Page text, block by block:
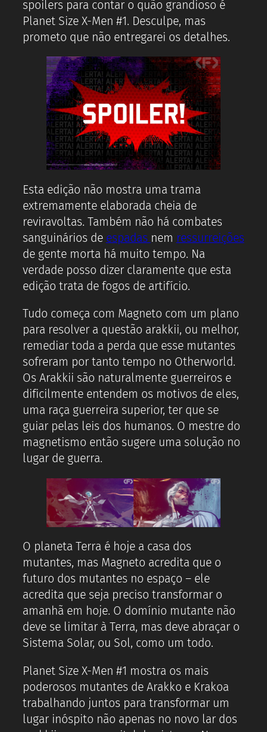
spoilers para contar o quão grandioso é
Planet Size X-Men #1. Desculpe, mas
prometo que não entregarei os detalhes.
Esta edição não mostra uma trama
extremamente elaborada cheia de
reviravoltas. Também não há combates
sanguinários de espadas nem ressurreições
de gente morta há muito tempo. Na
verdade posso dizer claramente que esta
edição trata de fogos de artifício.
Tudo começa com Magneto com um plano
para resolver a questão arakkii, ou melhor,
remediar toda a perda que esse mutantes
sofreram por tanto tempo no Otherworld.
Os Arakkii são naturalmente guerreiros e
dificilmente entendem os motivos de eles,
uma raça guerreira superior, ter que se
guiar pelas leis dos humanos. O mestre do
magnetismo então sugere uma solução no
lugar de guerra.
O planeta Terra é hoje a casa dos
mutantes, mas Magneto acredita que o
futuro dos mutantes no espaço – ele
acredita que seja preciso transformar o
amanhã em hoje. O domínio mutante não
deve se limitar à Terra, mas deve abraçar o
Sistema Solar, ou Sol, como um todo.
Planet Size X-Men #1 mostra os mais
poderosos mutantes de Arakko e Krakoa
trabalhando juntos para transformar um
lugar inóspito não apenas no novo lar dos